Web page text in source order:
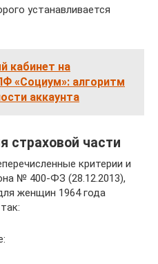
устанавливается
кабинет на
«Социум»: алгоритм
аккаунта
страховой части
критерии и
№ 400-ФЗ (28.12.2013),
женщин 1964 года